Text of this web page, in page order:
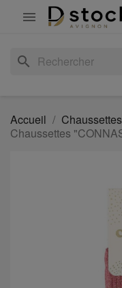

search
Accueil Chaussettes
Chaussettes